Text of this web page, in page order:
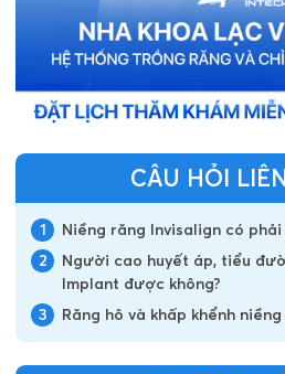
CÂU HỎI
1
Niềng răng Invisalign có phải
2
Người cao huyết áp, tiểu
Implant được không?
3
Răng hô và khấp khểnh